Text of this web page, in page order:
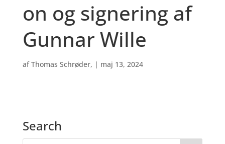
on og signering af
Gunnar Wille
afThomas Schrøder, | maj 13, 2024
Search